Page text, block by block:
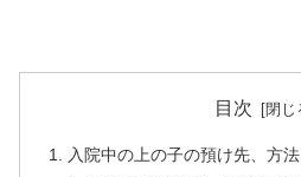
目次
入院中の上の子の預け先、方法